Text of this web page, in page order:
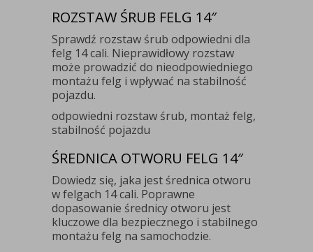
ROZSTAW ŚRUB FELG 14″
Sprawdź rozstaw śrub odpowiedni dla
felg 14 cali. Nieprawidłowy rozstaw
może prowadzić do nieodpowiedniego
montażu felg i wpływać na stabilność
pojazdu.
odpowiedni rozstaw śrub, montaż felg,
stabilność pojazdu
ŚREDNICA OTWORU FELG 14″
Dowiedz się, jaka jest średnica otworu
w felgach 14 cali. Poprawne
dopasowanie średnicy otworu jest
kluczowe dla bezpiecznego i stabilnego
montażu felg na samochodzie.